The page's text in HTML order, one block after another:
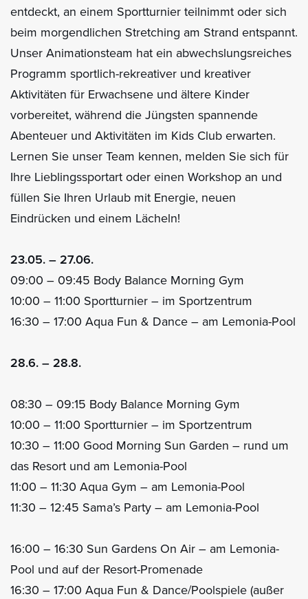
entdeckt, an einem Sportturnier teilnimmt oder sich
beim morgendlichen Stretching am Strand entspannt.
Unser Animationsteam hat ein abwechslungsreiches
Programm sportlich-rekreativer und kreativer
Aktivitäten für Erwachsene und ältere Kinder
vorbereitet, während die Jüngsten spannende
Abenteuer und Aktivitäten im Kids Club erwarten.
Lernen Sie unser Team kennen, melden Sie sich für
Ihre Lieblingssportart oder einen Workshop an und
füllen Sie Ihren Urlaub mit Energie, neuen
Eindrücken und einem Lächeln!
23.05. – 27.06.
09:00 – 09:45 Body Balance Morning Gym
10:00 – 11:00 Sportturnier – im Sportzentrum
16:30 – 17:00 Aqua Fun & Dance – am Lemonia-Pool
28.6. – 28.8.
08:30 – 09:15 Body Balance Morning Gym
10:00 – 11:00 Sportturnier – im Sportzentrum
10:30 – 11:00 Good Morning Sun Garden – rund um
das Resort und am Lemonia-Pool
11:00 – 11:30 Aqua Gym – am Lemonia-Pool
11:30 – 12:45 Sama’s Party – am Lemonia-Pool
16:00 – 16:30 Sun Gardens On Air – am Lemonia-
Pool und auf der Resort-Promenade
16:30 – 17:00 Aqua Fun & Dance/Poolspiele (außer